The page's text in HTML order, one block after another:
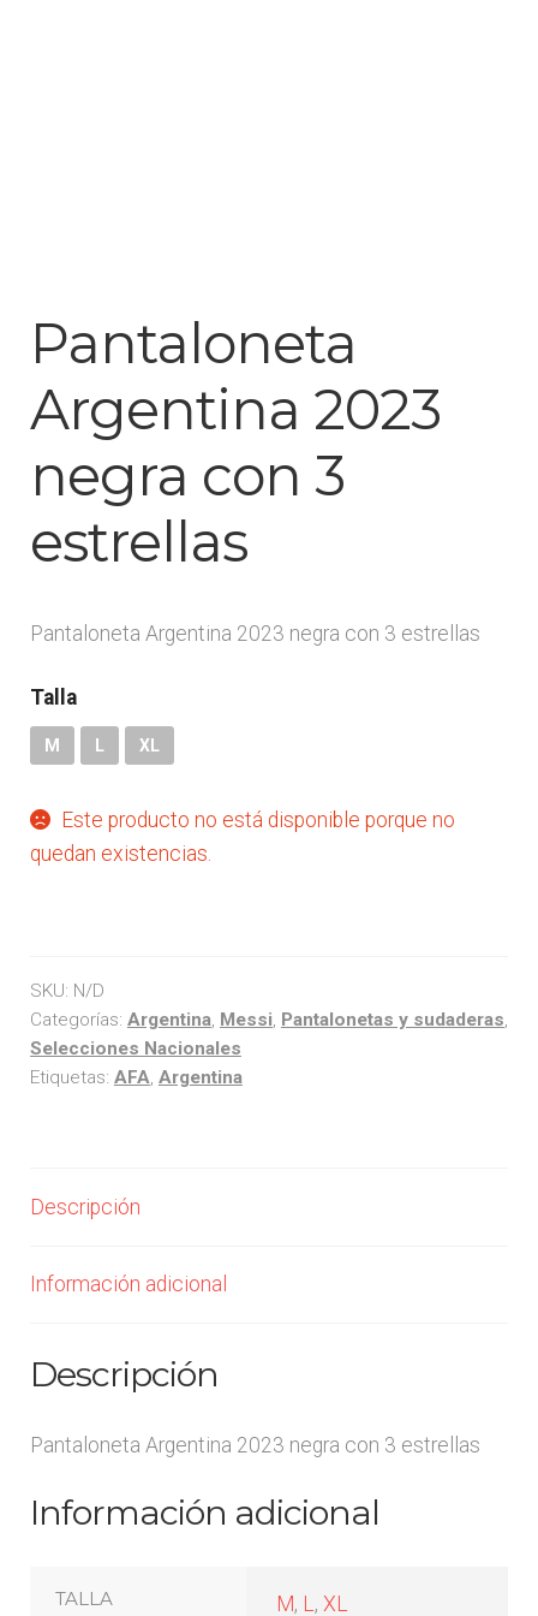
Retro
Buzos y Chaquetas
Pantalonetas y sudaderas
Mujeres
OUTLET
Pantaloneta
Argentina 2023
negra con 3
estrellas
Pantaloneta Argentina 2023 negra con 3 estrellas
Talla
M L XL
Este producto no está disponible porque no
quedan existencias.
SKU: N/D
Categorías: Argentina, Messi, Pantalonetas y sudaderas,
Selecciones Nacionales
Etiquetas: AFA, Argentina
Descripción
Información adicional
Descripción
Pantaloneta Argentina 2023 negra con 3 estrellas
Información adicional
TALLA M, L, XL